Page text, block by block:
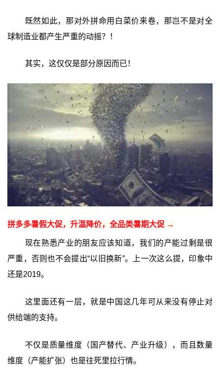
既然如此，那对外拼命用白菜价来卷，那岂不是对全
球制造业都产生严重的动摇？！
其实，这仅仅是部分原因而已！
拼多多暑假大促，升温降价，全品类暑期大促 →
现在熟悉产业的朋友应该知道，我们的产能过剩是很
严重，否则也不会提出“以旧换新”。上一次这么提，印象中
还是2019。
这里面还有一层，就是中国这几年可从来没有停止对
供给端的支持。
不仅是质量维度（国产替代、产业升级），而且数量
维度（产能扩张）也是往死里拉行情。